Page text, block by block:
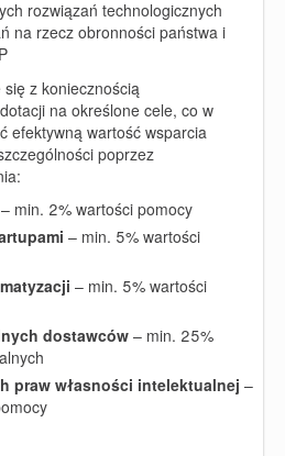
rozwiązań technologicznych
na rzecz obronności państwa i
z koniecznością
na określone cele, co w
efektywną wartość wsparcia
poprzez
– min. 2% wartości pomocy
– min. 5% wartości
i – min. 5% wartości
dostawców– min. 25%
praw własności intelektualnej –